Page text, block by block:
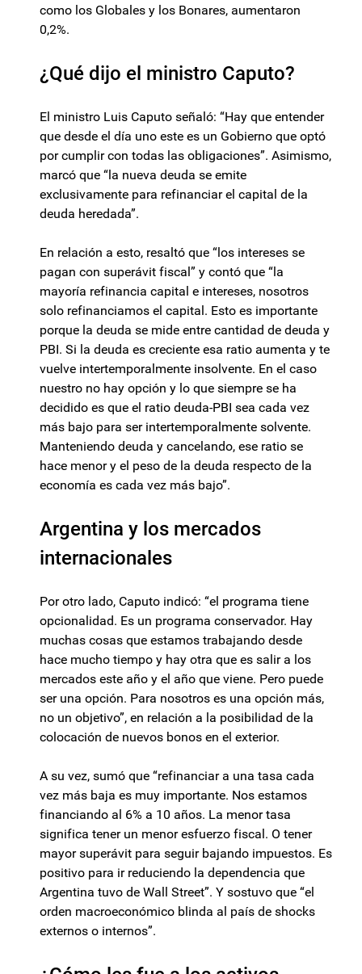
como los Globales y los Bonares, aumentaron
0,2%.
¿Qué dijo el ministro Caputo?
El ministro Luis Caputo señaló: “Hay que entender
que desde el día uno este es un Gobierno que optó
por cumplir con todas las obligaciones”. Asimismo,
marcó que “la nueva deuda se emite
exclusivamente para refinanciar el capital de la
deuda heredada”.
En relación a esto, resaltó que “los intereses se
pagan con superávit fiscal” y contó que “la
mayoría refinancia capital e intereses, nosotros
solo refinanciamos el capital. Esto es importante
porque la deuda se mide entre cantidad de deuda y
PBI. Si la deuda es creciente esa ratio aumenta y te
vuelve intertemporalmente insolvente. En el caso
nuestro no hay opción y lo que siempre se ha
decidido es que el ratio deuda-PBI sea cada vez
más bajo para ser intertemporalmente solvente.
Manteniendo deuda y cancelando, ese ratio se
hace menor y el peso de la deuda respecto de la
economía es cada vez más bajo”.
Argentina y los mercados
internacionales
Por otro lado, Caputo indicó: “el programa tiene
opcionalidad. Es un programa conservador. Hay
muchas cosas que estamos trabajando desde
hace mucho tiempo y hay otra que es salir a los
mercados este año y el año que viene. Pero puede
ser una opción. Para nosotros es una opción más,
no un objetivo”, en relación a la posibilidad de la
colocación de nuevos bonos en el exterior.
A su vez, sumó que “refinanciar a una tasa cada
vez más baja es muy importante. Nos estamos
financiando al 6% a 10 años. La menor tasa
significa tener un menor esfuerzo fiscal. O tener
mayor superávit para seguir bajando impuestos. Es
positivo para ir reduciendo la dependencia que
Argentina tuvo de Wall Street”. Y sostuvo que “el
orden macroeconómico blinda al país de shocks
externos o internos”.